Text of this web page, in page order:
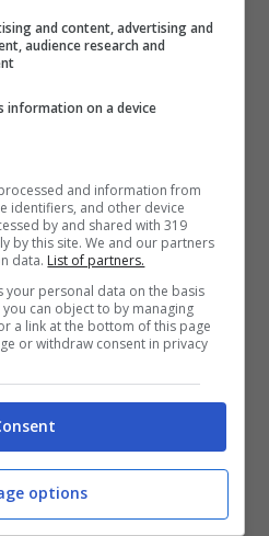
A post shared by Giambattista Valli Official (@giambattistavalliparis)
and content, advertising and
audience research and
information on a device
and information from
identifiers, and other device
by and shared with 319
by this site. We and our partners
data. List of partners.
your personal data on the basis
can object to by managing
a link at the bottom of this page
or withdraw consent in privacy
options